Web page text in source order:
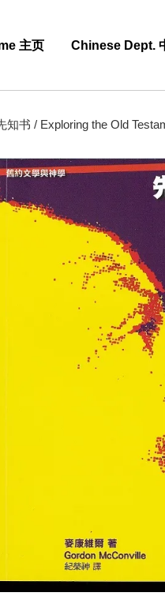
主页 Chinese Dept.
知书 / Exploring the Old